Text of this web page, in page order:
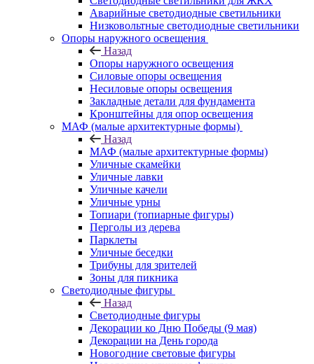
Аварийные светодиодные светильники
Низковольтные светодиодные светильники
Опоры наружного освещения
Назад
Опоры наружного освещения
Силовые опоры освещения
Несиловые опоры освещения
Закладные детали для фундамента
Кронштейны для опор освещения
МАФ (малые архитектурные формы)
Назад
МАФ (малые архитектурные формы)
Уличные скамейки
Уличные лавки
Уличные качели
Уличные урны
Топиари (топиарные фигуры)
Перголы из дерева
Парклеты
Уличные беседки
Трибуны для зрителей
Зоны для пикника
Светодиодные фигуры
Назад
Светодиодные фигуры
Декорации ко Дню Победы (9 мая)
Декорации на День города
Новогодние световые фигуры